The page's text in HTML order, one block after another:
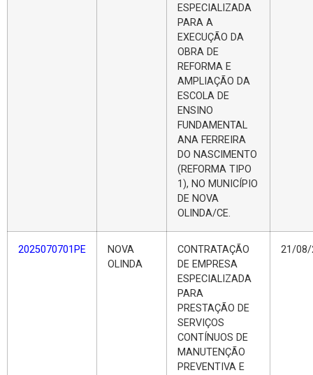
ESPECIALIZADA
PARA A
EXECUÇÃO DA
OBRA DE
REFORMA E
AMPLIAÇÃO DA
ESCOLA DE
ENSINO
FUNDAMENTAL
ANA FERREIRA
DO NASCIMENTO
(REFORMA TIPO
1), NO MUNICÍPIO
DE NOVA
OLINDA/CE.
2025070701PE
NOVA
OLINDA
CONTRATAÇÃO
DE EMPRESA
ESPECIALIZADA
PARA
PRESTAÇÃO DE
SERVIÇOS
CONTÍNUOS DE
MANUTENÇÃO
PREVENTIVA E
21/08/